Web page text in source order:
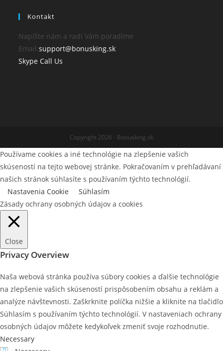
Kontakt
Napíšte nám a radi Vám poradíme
Email:support@bonusking.skOpens
Skype Call Us
Copyright 2026 - Bonusking.sk
Používame cookies a iné technológie na zlepšenie vašich
skúseností na tejto webovej stránke. Pokračovaním v prehľadávaní
našich stránok súhlasíte s používaním týchto technológií.
Nastavenia Cookie
Súhlasím
Zásady ochrany osobných údajov a cookies
Close
Privacy Overview
Naša webová stránka používa súbory cookies a ďalšie technológie
na zlepšenie vašich skúseností prispôsobením obsahu a reklám a
analýze návštevnosti. Zaškrknite políčka nižšie a kliknite na tlačidlo
Súhlasím s používaním týchto technológií. V nastaveniach ochrany
osobných údajov môžete kedykoľvek zmeniť svoje rozhodnutie.
Necessary